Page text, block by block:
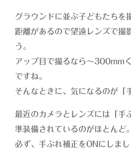
グラウンドに並ぶ子どもたちを
距離があるので望遠レンズで撮
う。
アップ目で撮るなら〜300mm
ですね。
そんなときに、気になるのが「
最近のカメラとレンズには「手
準装備されているのがほとんど。
必ず、手ぶれ補正をONにしまし